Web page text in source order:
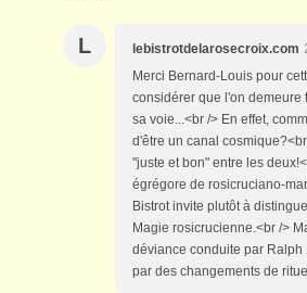
L lebistrotdelarosecroix.com
Merci Bernard-Louis pour
considérer que l'on demeure
sa voie...<br /> En effet,
d'être un canal
"juste et bon" entre les
égrégore de rosicruciano-
Bistrot invite plutôt à
Magie rosicrucienne.<br />
déviance conduite par Ralph
par des changements de